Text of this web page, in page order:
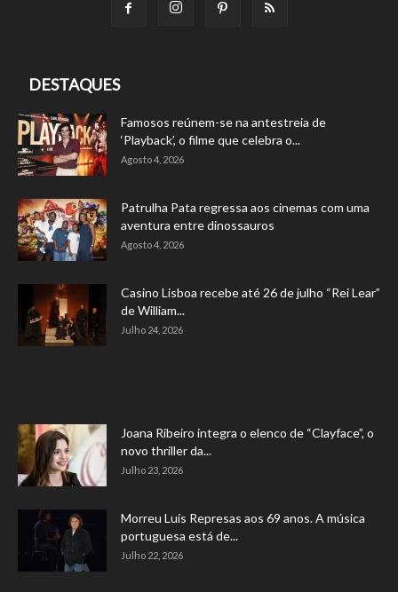
DESTAQUES
Famosos reúnem-se na antestreia de
‘Playback’, o filme que celebra o...
Agosto 4, 2026
Patrulha Pata regressa aos cinemas com uma
aventura entre dinossauros
Agosto 4, 2026
Casino Lisboa recebe até 26 de julho “Rei Lear”
de William...
Julho 24, 2026
Joana Ribeiro integra o elenco de “Clayface”, o
novo thriller da...
Julho 23, 2026
Morreu Luís Represas aos 69 anos. A música
portuguesa está de...
Julho 22, 2026